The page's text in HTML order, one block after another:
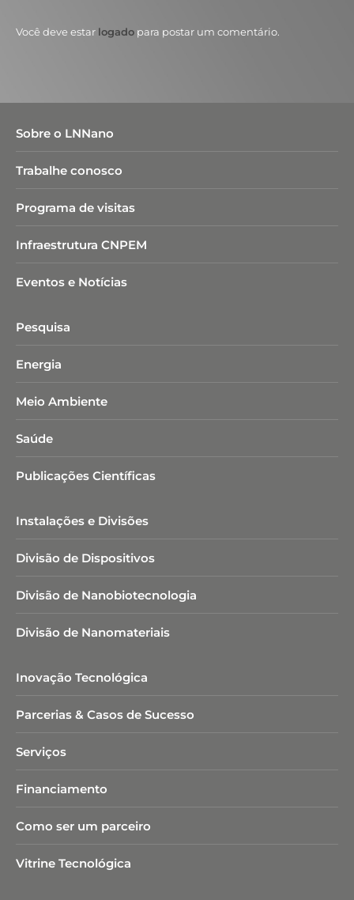
Você deve estar logado para postar um comentário.
Sobre o LNNano
Trabalhe conosco
Programa de visitas
Infraestrutura CNPEM
Eventos e Notícias
Pesquisa
Energia
Meio Ambiente
Saúde
Publicações Científicas
Instalações e Divisões
Divisão de Dispositivos
Divisão de Nanobiotecnologia​
Divisão de Nanomateriais
Inovação Tecnológica
Parcerias & Casos de Sucesso
Serviços
Financiamento
Como ser um parceiro
Vitrine Tecnológica